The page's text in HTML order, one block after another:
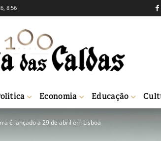
8:56
Economia Educação
é lançado a 29 de abril em Lisboa